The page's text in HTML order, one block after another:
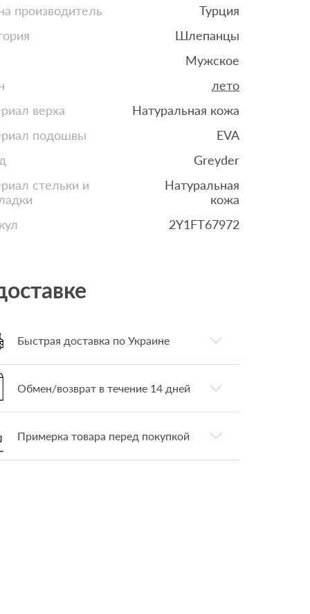
производитель
Турция
Шлепанцы
Мужское
лето
верха
Натуральная кожа
подошвы
EVA
Greyder
стельки и
Натуральная
кожа
2Y1FT67972
Быстрая доставка по Украине
Обмен/возврат в течение 14 дней
Примерка товара перед покупкой